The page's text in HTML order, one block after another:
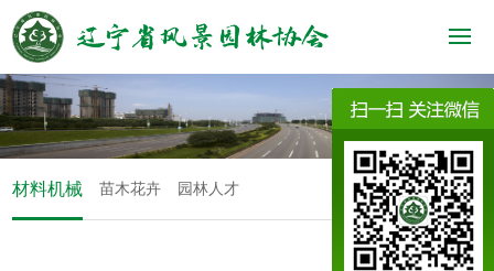
材料机械 苗木花卉 园林人才